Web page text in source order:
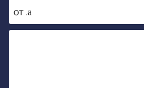
от .